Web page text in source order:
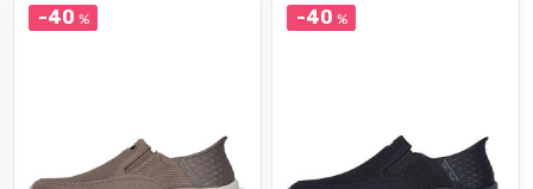
-40 % -40 %